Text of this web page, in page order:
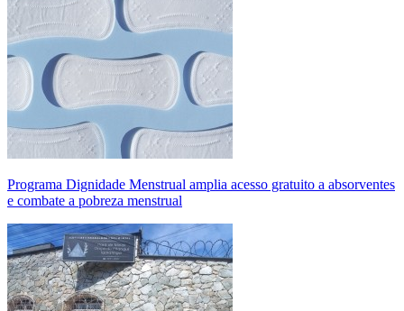
Programa Dignidade Menstrual amplia acesso gratuito a absorventes
e combate a pobreza menstrual